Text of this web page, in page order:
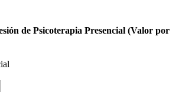
de Psicoterapia Presencial (Valor por